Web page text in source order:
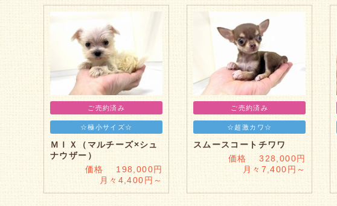
ご売約済み
☆極小サイズ☆
ＭＩＸ（マルチーズ×シュ
ナウザー）
価格 198,000円
月々4,400円～
ご売約済み
☆超激カワ☆
スムースコートチワワ
価格 328,000円
月々7,400円～